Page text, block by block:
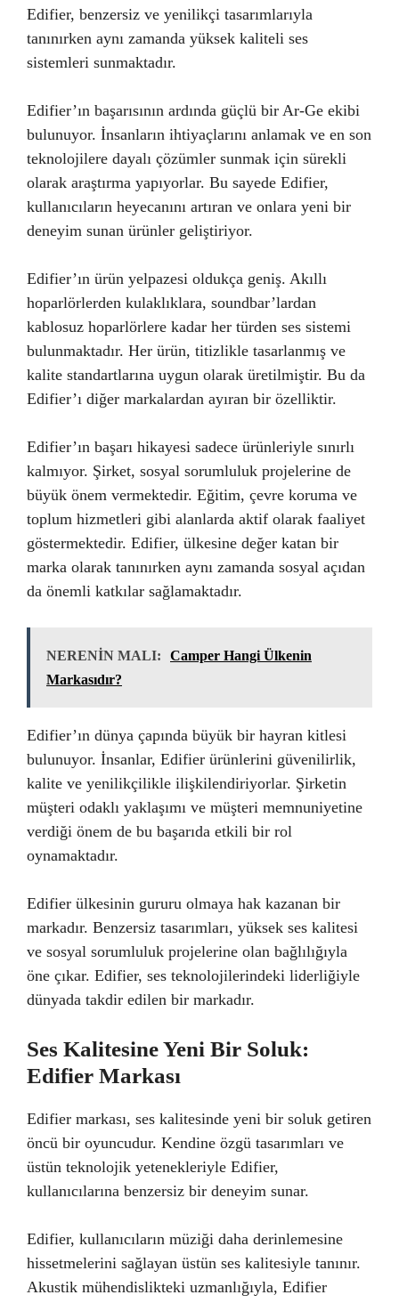
Edifier, benzersiz ve yenilikçi tasarımlarıyla
tanınırken aynı zamanda yüksek kaliteli ses
sistemleri sunmaktadır.
Edifier’ın başarısının ardında güçlü bir Ar-Ge ekibi
bulunuyor. İnsanların ihtiyaçlarını anlamak ve en son
teknolojilere dayalı çözümler sunmak için sürekli
olarak araştırma yapıyorlar. Bu sayede Edifier,
kullanıcıların heyecanını artıran ve onlara yeni bir
deneyim sunan ürünler geliştiriyor.
Edifier’ın ürün yelpazesi oldukça geniş. Akıllı
hoparlörlerden kulaklıklara, soundbar’lardan
kablosuz hoparlörlere kadar her türden ses sistemi
bulunmaktadır. Her ürün, titizlikle tasarlanmış ve
kalite standartlarına uygun olarak üretilmiştir. Bu da
Edifier’ı diğer markalardan ayıran bir özelliktir.
Edifier’ın başarı hikayesi sadece ürünleriyle sınırlı
kalmıyor. Şirket, sosyal sorumluluk projelerine de
büyük önem vermektedir. Eğitim, çevre koruma ve
toplum hizmetleri gibi alanlarda aktif olarak faaliyet
göstermektedir. Edifier, ülkesine değer katan bir
marka olarak tanınırken aynı zamanda sosyal açıdan
da önemli katkılar sağlamaktadır.
NERENİN MALI:
Camper Hangi Ülkenin
Markasıdır?
Edifier’ın dünya çapında büyük bir hayran kitlesi
bulunuyor. İnsanlar, Edifier ürünlerini güvenilirlik,
kalite ve yenilikçilikle ilişkilendiriyorlar. Şirketin
müşteri odaklı yaklaşımı ve müşteri memnuniyetine
verdiği önem de bu başarıda etkili bir rol
oynamaktadır.
Edifier ülkesinin gururu olmaya hak kazanan bir
markadır. Benzersiz tasarımları, yüksek ses kalitesi
ve sosyal sorumluluk projelerine olan bağlılığıyla
öne çıkar. Edifier, ses teknolojilerindeki liderliğiyle
dünyada takdir edilen bir markadır.
Ses Kalitesine Yeni Bir Soluk:
Edifier Markası
Edifier markası, ses kalitesinde yeni bir soluk getiren
öncü bir oyuncudur. Kendine özgü tasarımları ve
üstün teknolojik yetenekleriyle Edifier,
kullanıcılarına benzersiz bir deneyim sunar.
Edifier, kullanıcıların müziği daha derinlemesine
hissetmelerini sağlayan üstün ses kalitesiyle tanınır.
Akustik mühendislikteki uzmanlığıyla, Edifier